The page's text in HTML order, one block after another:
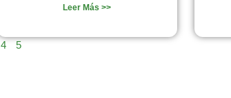
Leer Más >>
4 5